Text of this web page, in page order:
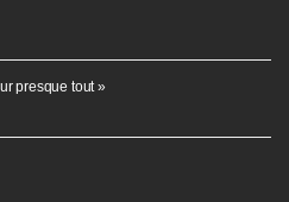
presque tout »